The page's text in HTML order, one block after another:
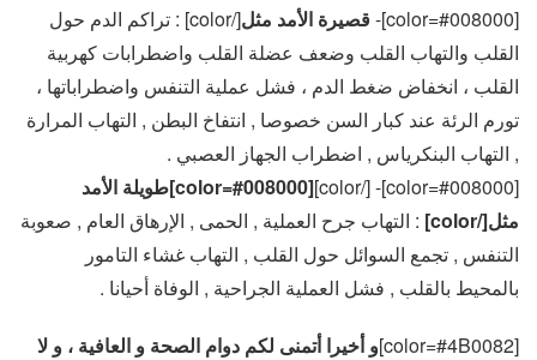
[color=#008000]-
قصيرة الأمد مثل
[/color] : تراكم الدم حول
القلب والتهاب القلب وضعف عضلة القلب واضطرابات كهربية
القلب ، انخفاض ضغط الدم ، فشل عملية التنفس واضطراباتها ،
تورم الرئة عند كبار السن خصوصا , انتفاخ البطن , التهاب المرارة
, التهاب البنكرياس , اضطراب الجهاز العصبي .
[color=#008000]- [/color]
[color=#008000]طويلة الأمد
مثل[/color]
: التهاب جرح العملية , الحمى , الإرهاق العام , صعوبة
التنفس , تجمع السوائل حول القلب , التهاب غشاء التامور
بالمحيط بالقلب , فشل العملية الجراحية , الوفاة أحيانا .
[color=#4B0082]
و أخيرا أتمنى لكم دوام الصحة و العافية ، و لا